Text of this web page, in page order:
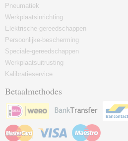
Pneumatiek
Werkplaatsinrichting
Elektrische-gereedschappen
Persoonlijke-bescherming
Speciale-gereedschappen
Werkplaatsuitrusting
Kalibratieservice
Betaalmethodes